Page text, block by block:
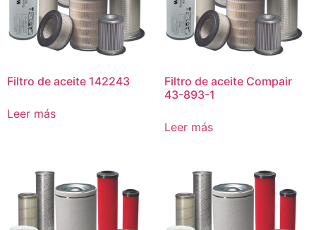
Filtro de aceite 142243
Leer más
Filtro de aceite Compair
43-893-1
Leer más